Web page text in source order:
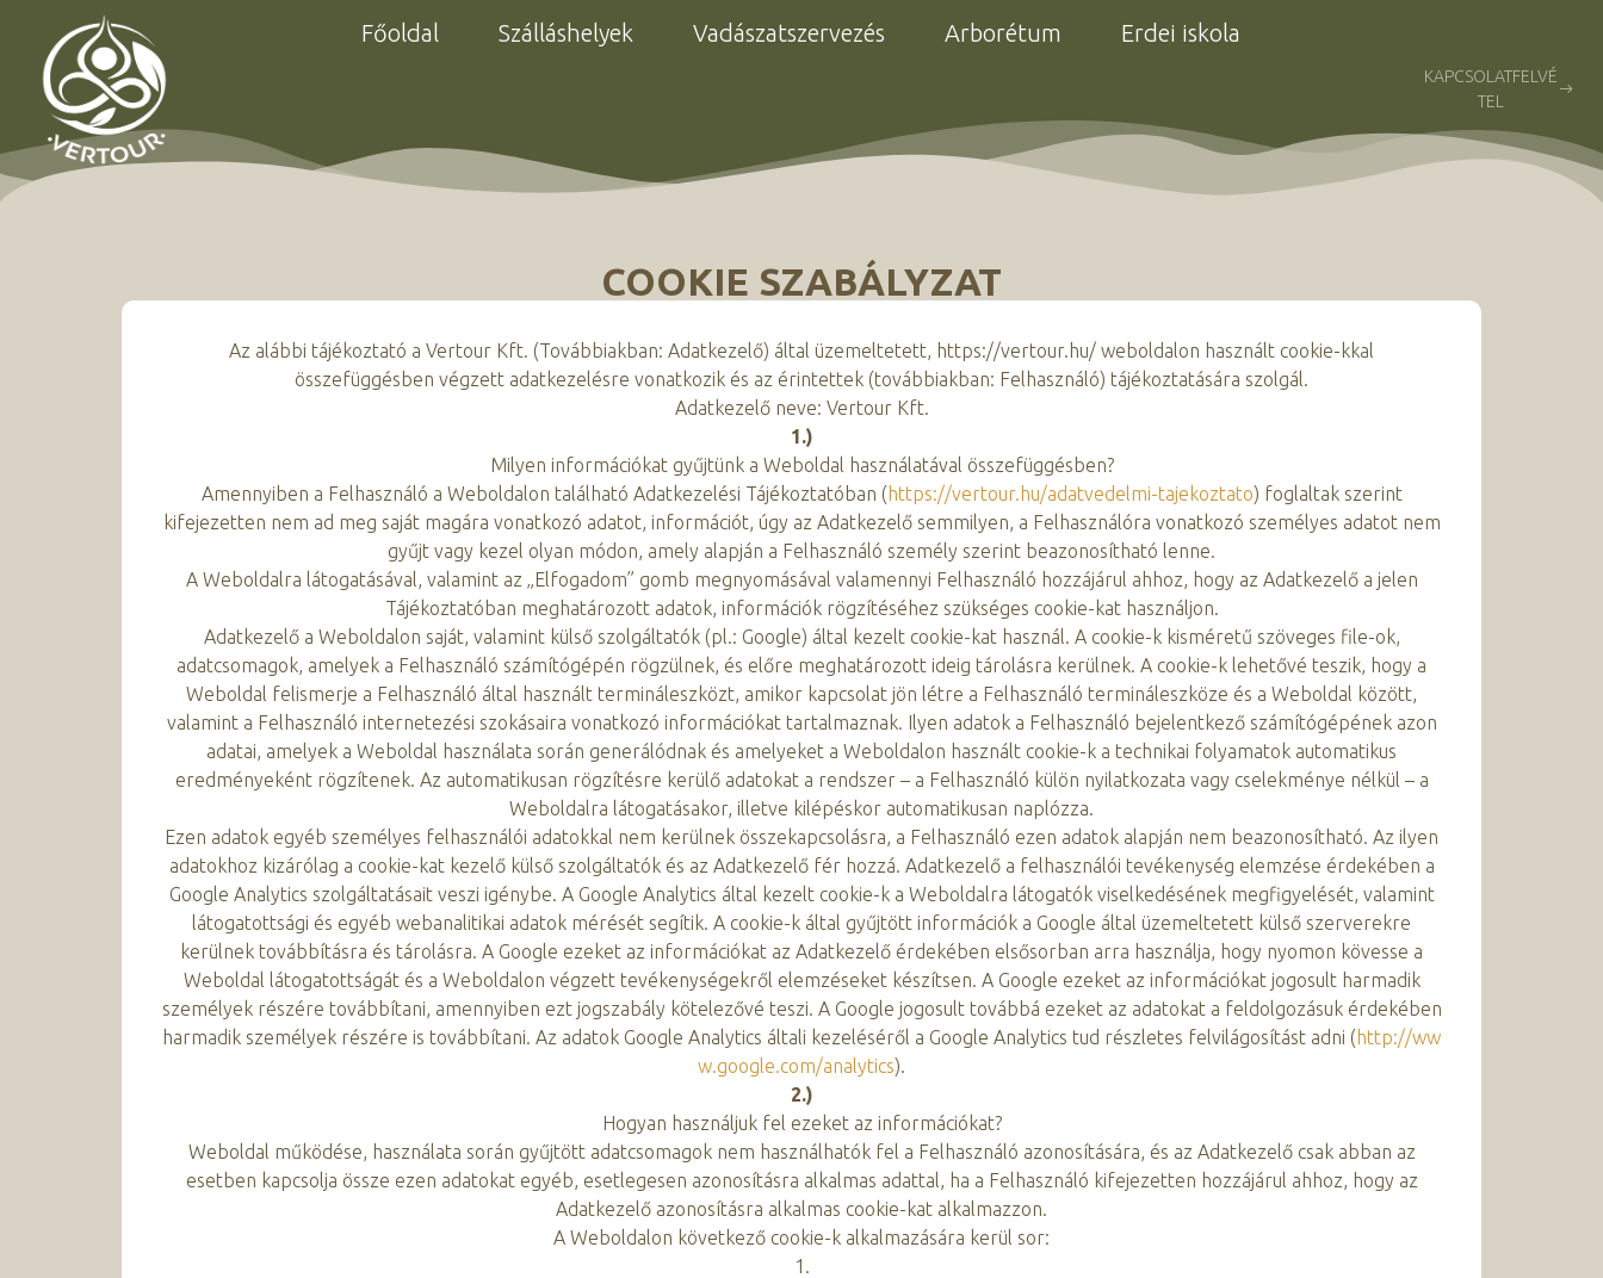
Főoldal Szálláshelyek Vadászatszervezés Arborétum Erdei iskola
KAPCSOLATFELVÉ
TEL
COOKIE SZABÁLYZAT
Az alábbi tájékoztató a Vertour Kft. (Továbbiakban: Adatkezelő) által üzemeltetett, https://vertour.hu/ weboldalon használt cookie-kkal
összefüggésben végzett adatkezelésre vonatkozik és az érintettek (továbbiakban: Felhasználó) tájékoztatására szolgál.
Adatkezelő neve: Vertour Kft.
1.)
Milyen információkat gyűjtünk a Weboldal használatával összefüggésben?
Amennyiben a Felhasználó a Weboldalon található Adatkezelési Tájékoztatóban (https://vertour.hu/adatvedelmi-tajekoztato) foglaltak szerint
kifejezetten nem ad meg saját magára vonatkozó adatot, információt, úgy az Adatkezelő semmilyen, a Felhasználóra vonatkozó személyes adatot nem
gyűjt vagy kezel olyan módon, amely alapján a Felhasználó személy szerint beazonosítható lenne.
A Weboldalra látogatásával, valamint az „Elfogadom” gomb megnyomásával valamennyi Felhasználó hozzájárul ahhoz, hogy az Adatkezelő a jelen
Tájékoztatóban meghatározott adatok, információk rögzítéséhez szükséges cookie-kat használjon.
Adatkezelő a Weboldalon saját, valamint külső szolgáltatók (pl.: Google) által kezelt cookie-kat használ. A cookie-k kisméretű szöveges file-ok,
adatcsomagok, amelyek a Felhasználó számítógépén rögzülnek, és előre meghatározott ideig tárolásra kerülnek. A cookie-k lehetővé teszik, hogy a
Weboldal felismerje a Felhasználó által használt termináleszközt, amikor kapcsolat jön létre a Felhasználó termináleszköze és a Weboldal között,
valamint a Felhasználó internetezési szokásaira vonatkozó információkat tartalmaznak. Ilyen adatok a Felhasználó bejelentkező számítógépének azon
adatai, amelyek a Weboldal használata során generálódnak és amelyeket a Weboldalon használt cookie-k a technikai folyamatok automatikus
eredményeként rögzítenek. Az automatikusan rögzítésre kerülő adatokat a rendszer – a Felhasználó külön nyilatkozata vagy cselekménye nélkül – a
Weboldalra látogatásakor, illetve kilépéskor automatikusan naplózza.
Ezen adatok egyéb személyes felhasználói adatokkal nem kerülnek összekapcsolásra, a Felhasználó ezen adatok alapján nem beazonosítható. Az ilyen
adatokhoz kizárólag a cookie-kat kezelő külső szolgáltatók és az Adatkezelő fér hozzá. Adatkezelő a felhasználói tevékenység elemzése érdekében a
Google Analytics szolgáltatásait veszi igénybe. A Google Analytics által kezelt cookie-k a Weboldalra látogatók viselkedésének megfigyelését, valamint
látogatottsági és egyéb webanalitikai adatok mérését segítik. A cookie-k által gyűjtött információk a Google által üzemeltetett külső szerverekre
kerülnek továbbításra és tárolásra. A Google ezeket az információkat az Adatkezelő érdekében elsősorban arra használja, hogy nyomon kövesse a
Weboldal látogatottságát és a Weboldalon végzett tevékenységekről elemzéseket készítsen. A Google ezeket az információkat jogosult harmadik
személyek részére továbbítani, amennyiben ezt jogszabály kötelezővé teszi. A Google jogosult továbbá ezeket az adatokat a feldolgozásuk érdekében
harmadik személyek részére is továbbítani. Az adatok Google Analytics általi kezeléséről a Google Analytics tud részletes felvilágosítást adni (http://ww
w.google.com/analytics).
2.)
Hogyan használjuk fel ezeket az információkat?
Weboldal működése, használata során gyűjtött adatcsomagok nem használhatók fel a Felhasználó azonosítására, és az Adatkezelő csak abban az
esetben kapcsolja össze ezen adatokat egyéb, esetlegesen azonosításra alkalmas adattal, ha a Felhasználó kifejezetten hozzájárul ahhoz, hogy az
Adatkezelő azonosításra alkalmas cookie-kat alkalmazzon.
A Weboldalon következő cookie-k alkalmazására kerül sor:
1.